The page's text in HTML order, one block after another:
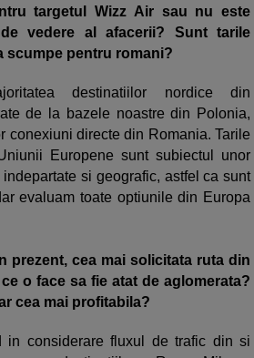
targetul Wizz Air sau nu este
vedere al afacerii? Sunt tarile
scumpe pentru romani?
destinatiilor nordice din
de la bazele noastre din Polonia,
conexiuni directe din Romania. Tarile
Europene sunt subiectul unor
si geografic, astfel ca sunt
evaluam toate optiunile din Europa
prezent, cea mai solicitata ruta din
o face sa fie atat de aglomerata?
cea mai profitabila?
in considerare fluxul de trafic din si